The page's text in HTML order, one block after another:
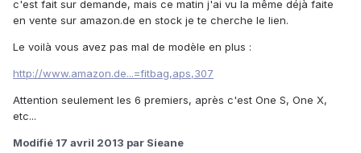
c'est fait sur demande, mais ce matin j'ai vu la même déjà faite
en vente sur amazon.de en stock je te cherche le lien.
Le voilà vous avez pas mal de modèle en plus :
http://www.amazon.de...=fitbag,aps,307
Attention seulement les 6 premiers, après c'est One S, One X,
etc...
Modifié 17 avril 2013 par Sieane